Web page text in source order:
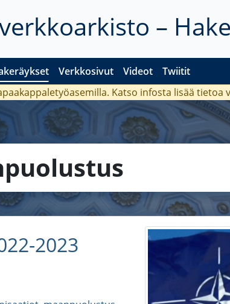
–
Verkkosivut Videot Twiitit
Katso infosta lisää tietoa
2023